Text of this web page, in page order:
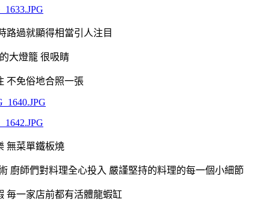
路過就顯得相當引人注目
大燈籠 很吸睛
不免俗地合照一張
無菜單鐵板燒
廚師們對料理全心投入 嚴謹堅持的料理的每一個小細節
毎一家店前都有活體龍蝦缸